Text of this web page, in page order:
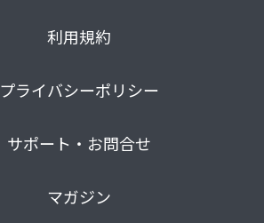
利用規約
プライバシーポリシー
サポート・お問合せ
マガジン